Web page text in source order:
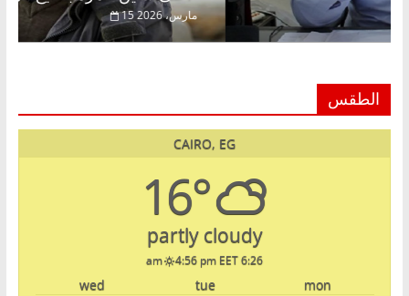
22 فبراير، 2026
الطقس
CAIRO, EG
16°
partly cloudy
6:26 am
4:56 pm EET
mon
tue
wed